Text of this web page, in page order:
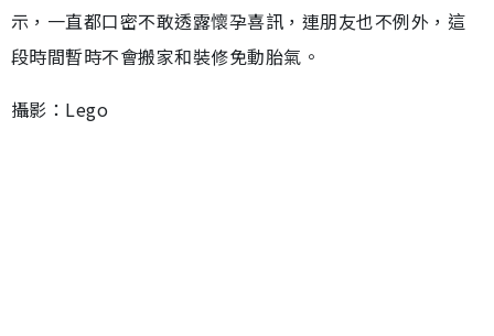
示，一直都口密不敢透露懷孕喜訊，連朋友也不例外，這
段時間暫時不會搬家和裝修免動胎氣。
攝影：Lego